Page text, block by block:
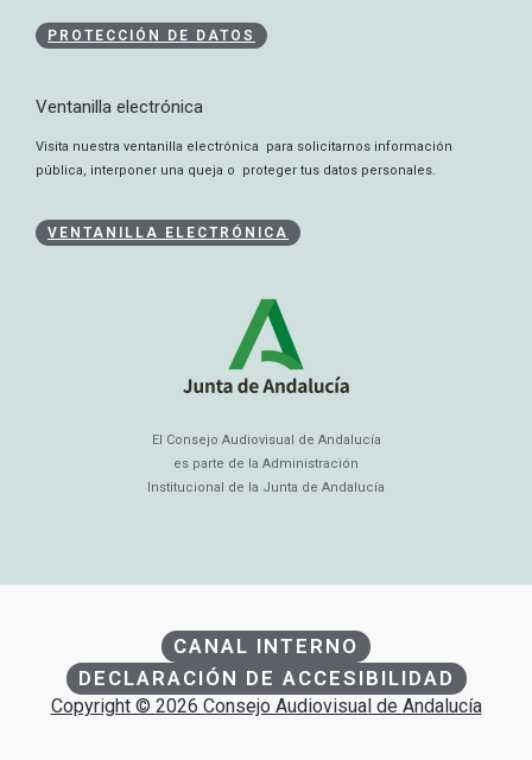
PROTECCIÓN DE DATOS
Ventanilla electrónica
Visita nuestra ventanilla electrónica para solicitarnos información
pública, interponer una queja o proteger tus datos personales.
VENTANILLA ELECTRÓNICA
El Consejo Audiovisual de Andalucía
es parte de la Administración
Institucional de la Junta de Andalucía
CANAL INTERNO
DECLARACIÓN DE ACCESIBILIDAD
Copyright © 2026 Consejo Audiovisual de Andalucía